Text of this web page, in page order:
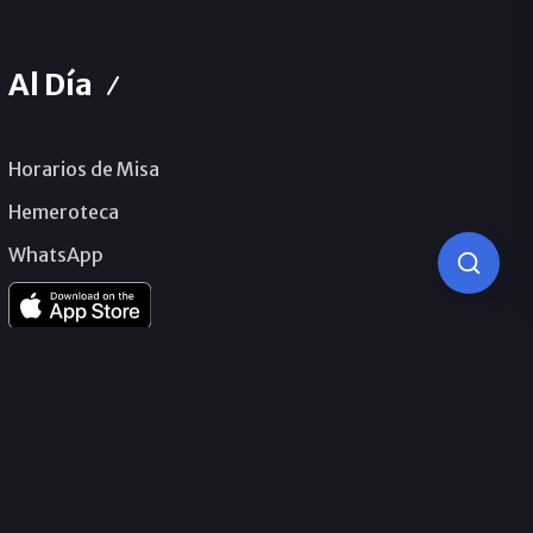
Al Día
Horarios de Misa
Hemeroteca
WhatsApp